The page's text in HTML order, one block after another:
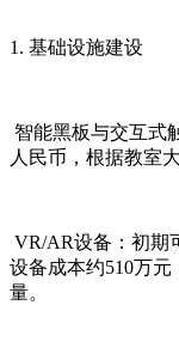
1. 基础设施建设
智能黑板与交互式
人民币，根据教室
VR/AR设备：初期
设备成本约510万
量。